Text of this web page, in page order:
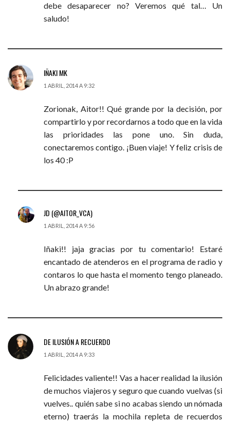
debe desaparecer no? Veremos qué tal… Un
saludo!
IÑAKI MK
1 ABRIL, 2014 A 9:32
Zorionak, Aitor!! Qué grande por la decisión, por
compartirlo y por recordarnos a todo que en la vida
las prioridades las pone uno. Sin duda,
conectaremos contigo. ¡Buen viaje! Y feliz crisis de
los 40 :P
JD (@AITOR_VCA)
1 ABRIL, 2014 A 9:56
Iñaki!! jaja gracias por tu comentario! Estaré
encantado de atenderos en el programa de radio y
contaros lo que hasta el momento tengo planeado.
Un abrazo grande!
DE ILUSIÓN A RECUERDO
1 ABRIL, 2014 A 9:33
Felicidades valiente!! Vas a hacer realidad la ilusión
de muchos viajeros y seguro que cuando vuelvas (si
vuelves.. quién sabe si no acabas siendo un nómada
eterno) traerás la mochila repleta de recuerdos